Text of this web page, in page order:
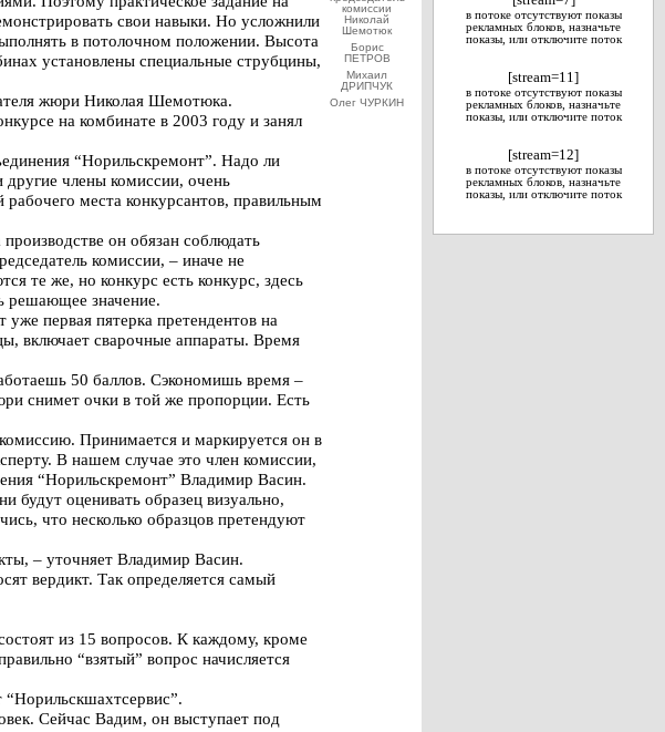
свои навыки. Но усложнили
в потолочном положении. Высота
установлены специальные струбцины,
жюри Николая Шемотюка.
на комбинате в 2003 году и занял
“Норильскремонт”. Надо ли
другие члены комиссии, очень
места конкурсантов, правильным
он обязан соблюдать
комиссии, – иначе не
те же, но конкурс есть конкурс, здесь
решающее значение.
первая пятерка претендентов на
включает сварочные аппараты. Время
50 баллов. Сэкономишь время –
снимет очки в той же пропорции. Есть
Принимается и маркируется он в
В нашем случае это член комиссии,
“Норильскремонт” Владимир Васин.
будут оценивать образец визуально,
что несколько образцов претендуют
– уточняет Владимир Васин.
вердикт. Так определяется самый
из 15 вопросов. К каждому, кроме
“взятый” вопрос начисляется
Сейчас Вадим, он выступает под
комиссии
Николай
Шемотюк
Борис
ПЕТРОВ
Михаил
ДРИПЧУК
Олег ЧУРКИН
в потоке отсутствуют показы
рекламных блоков, назначьте
показы, или отключите поток
[stream=11]
в потоке отсутствуют показы
рекламных блоков, назначьте
показы, или отключите поток
[stream=12]
в потоке отсутствуют показы
рекламных блоков, назначьте
показы, или отключите поток